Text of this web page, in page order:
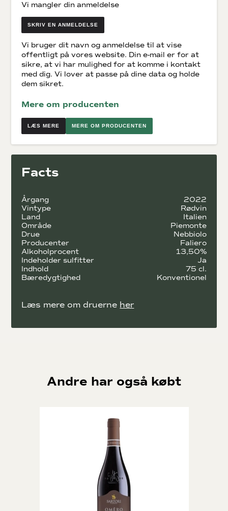
Vi mangler din anmeldelse
SKRIV EN ANMELDELSE
Vi bruger dit navn og anmeldelse til at vise
offentligt på vores website. Din e-mail er for at
sikre, at vi har mulighed for at komme i kontakt
med dig. Vi lover at passe på dine data og holde
dem sikret.
Mere om producenten
MERE OM PRODUCENTEN
Facts
Årgang
2022
Vintype
Rødvin
Land
Italien
Område
Piemonte
Drue
Nebbiolo
Producenter
Faliero
Alkoholprocent
13,50%
Indeholder sulfitter
Ja
Indhold
75 cl.
Bæredygtighed
Konventionel
Læs mere om druerne her
Andre har også købt